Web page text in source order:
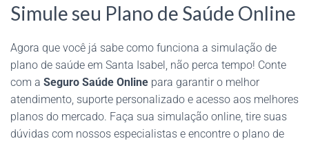
Simule seu Plano de Saúde Online
Agora que você já sabe como funciona a simulação de
plano de saúde em Santa Isabel, não perca tempo! Conte
com a Seguro Saúde Online para garantir o melhor
atendimento, suporte personalizado e acesso aos melhores
planos do mercado. Faça sua simulação online, tire suas
dúvidas com nossos especialistas e encontre o plano de